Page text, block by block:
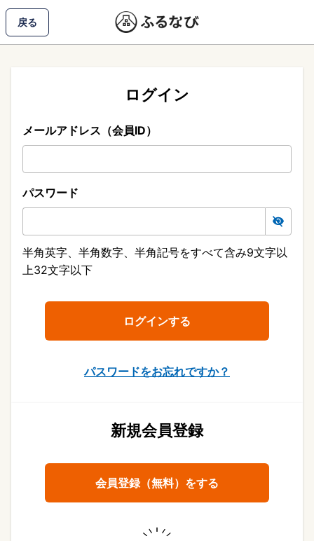
戻る
ログイン
メールアドレス（会員ID）
パスワード
半角英字、半角数字、半角記号をすべて含み9文字以
上32文字以下
パスワードをお忘れですか？
新規会員登録
会員登録（無料）をする